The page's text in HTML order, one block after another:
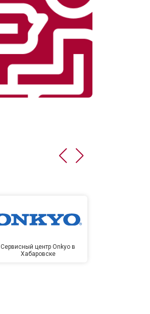
Сервисный центр Onkyo в
Хабаровске